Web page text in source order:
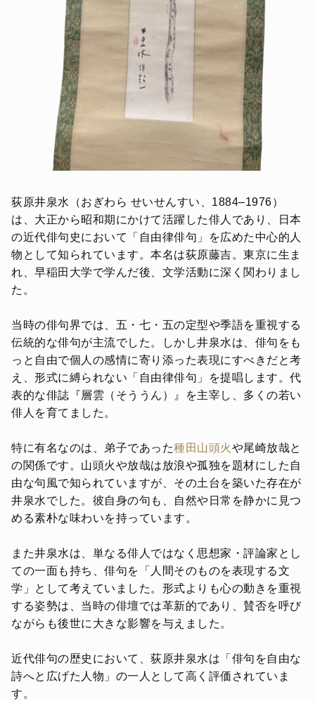
荻原井泉水（おぎわら せいせんすい、1884–1976）
は、大正から昭和期にかけて活躍した俳人であり、日本
の近代俳句史において「自由律俳句」を広めた中心的人
物として知られています。本名は荻原藤吉。東京に生ま
れ、早稲田大学で学んだ後、文学活動に深く関わりまし
た。
当時の俳句界では、五・七・五の定型や季語を重視する
伝統的な俳句が主流でした。しかし井泉水は、俳句をも
っと自由で個人の感情に寄り添った表現にすべきだと考
え、形式に縛られない「自由律俳句」を提唱します。代
表的な俳誌『層雲（そううん）』を主宰し、多くの若い
俳人を育てました。
特に有名なのは、弟子であった種田山頭火や尾崎放哉と
の関係です。山頭火や放哉は放浪や孤独を題材にした自
由な句風で知られていますが、その土台を築いた存在が
井泉水でした。彼自身の句も、自然や日常を静かに見つ
める素朴な味わいを持っています。
また井泉水は、単なる俳人ではなく思想家・評論家とし
ての一面も持ち、俳句を「人間そのものを表現する文
学」として考えていました。形式よりも心の動きを重視
する姿勢は、当時の俳壇では革新的であり、賛否を呼び
ながらも後世に大きな影響を与えました。
近代俳句の歴史において、荻原井泉水は「俳句を自由な
詩へと広げた人物」の一人として高く評価されていま
す。